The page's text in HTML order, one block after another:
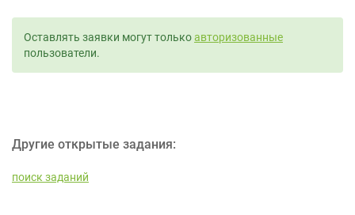
Оставлять заявки могут толькоавторизованные
пользователи.
Другие открытые задания:
поиск заданий